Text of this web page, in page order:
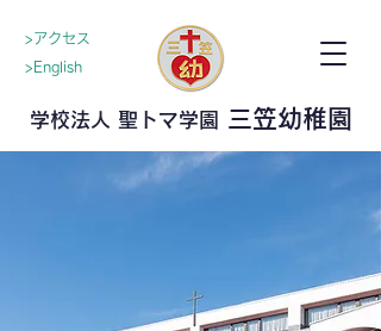
>アクセス
>English
学校法人 聖トマ学園 三笠幼稚園